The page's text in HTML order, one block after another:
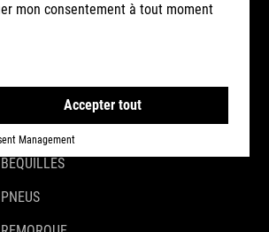
GARDE-BOUE
PORTE-BAGAGES
BÉQUILLES
PNEUS